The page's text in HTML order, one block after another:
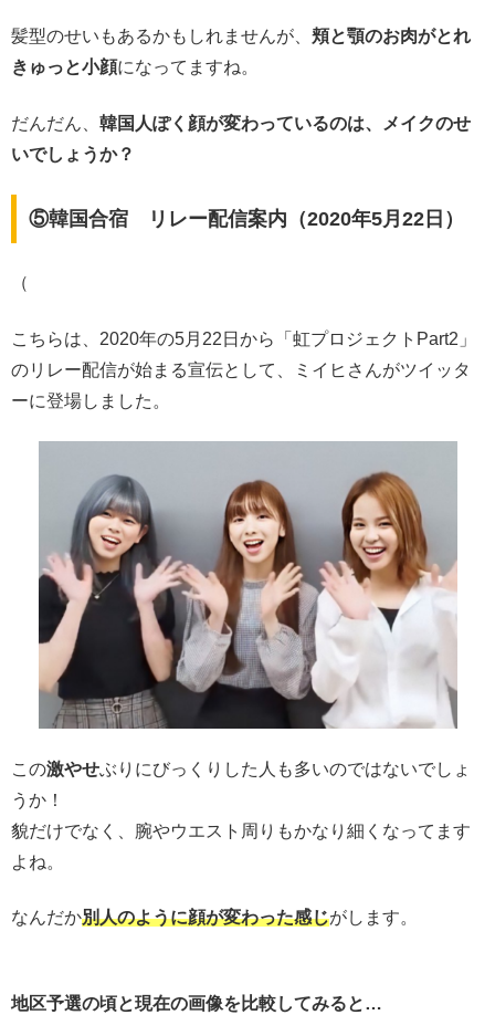
髪型のせいもあるかもしれませんが、 頬と顎のお肉がとれ
きゅっと小顔になってますね。
だんだん、 韓国人ぽく顔が変わっているのは、メイクのせ
いでしょうか？
⑤韓国合宿 リレー配信案内（2020年5月22日）
（
こちらは、2020年の5月22日から「虹プロジェクトPart2」
のリレー配信が始まる宣伝として、ミイヒさんがツイッタ
ーに登場しました。
この激やせぶりにびっくりした人も多いのではないでしょ
うか！
貌だけでなく、腕やウエスト周りもかなり細くなってます
よね。
なんだか別人のように顔が変わった感じがします。
地区予選の頃と現在の画像を比較してみると…